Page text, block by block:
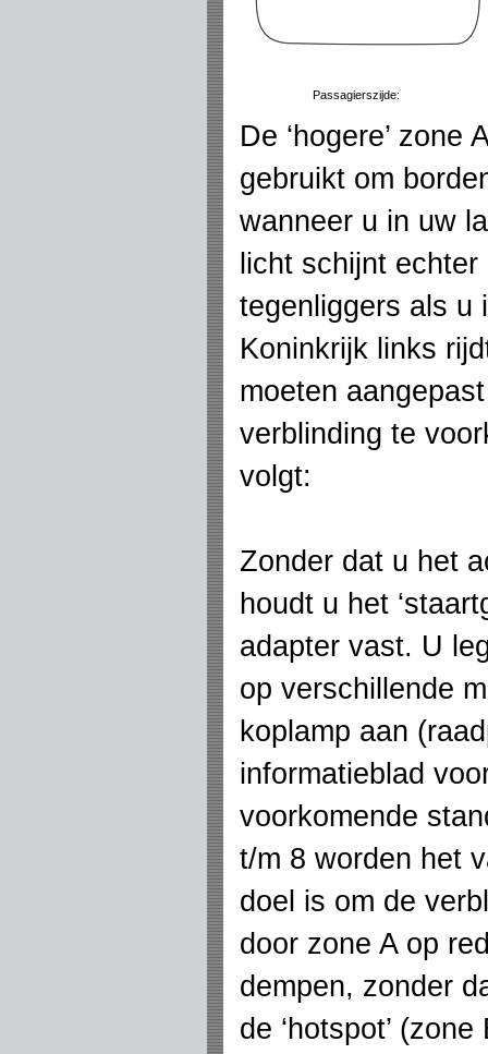
Passagierszijde:
De ‘hogere’ zone
gebruikt om
wanneer u in uw
licht schijnt
tegenliggers als u
Koninkrijk links
moeten
verblinding te
volgt:
Zonder dat u het
houdt u het
adapter vast. U
op verschillende
koplamp aan
informatieblad
voorkomende
t/m 8 worden het
doel is om de
door zone A op
dempen, zonder
de ‘hotspot’